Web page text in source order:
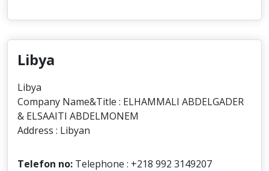
Libya
Libya
Company Name&Title : ELHAMMALI ABDELGADER
& ELSAAITI ABDELMONEM
Address : Libyan
Telefon no: Telephone : +218 992 3149207